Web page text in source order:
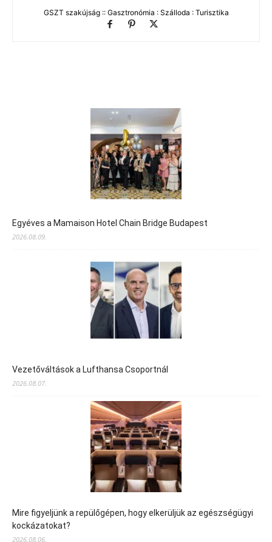
GSZT szakújság :: Gasztronómia : Szálloda : Turisztika
Egyéves a Mamaison Hotel Chain Bridge Budapest
2026.08.09.
Vezetőváltások a Lufthansa Csoportnál
2026.08.07.
Mire figyeljünk a repülőgépen, hogy elkerüljük az egészségügyi
kockázatokat?
2026.08.06.